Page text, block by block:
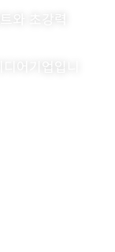
와 초강력
어기업입니